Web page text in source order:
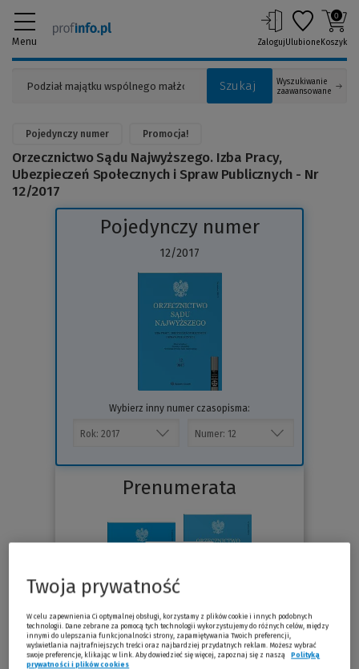
Menu
Szukaj
Wyszukiwanie
zaawansowane
ZalogujUlubione
0
Koszyk
Pojedynczy numer Promocja!
Orzecznictwo Sądu Najwyższego. Izba Pracy,
Ubezpieczeń Społecznych i Spraw Publicznych - Nr
12/2017
Pojedynczy numer
12/2017
Wybierz inny numer czasopisma:
Prenumerata
Twoja prywatność
W celu zapewnienia Ci optymalnej obsługi, korzystamy z plików cookie i innych podobnych
technologii. Dane zebrane za pomocą tych technologii wykorzystujemy do różnych celów, między
innymi do ulepszania funkcjonalności strony, zapamiętywania Twoich preferencji,
wyświetlania najtrafniejszych treści oraz najbardziej przydatnych reklam. Możesz wybrać
swoje preferencje, klikając w link. Aby dowiedzieć się więcej, zapoznaj się z naszą
Polityką
prywatności i plików cookies